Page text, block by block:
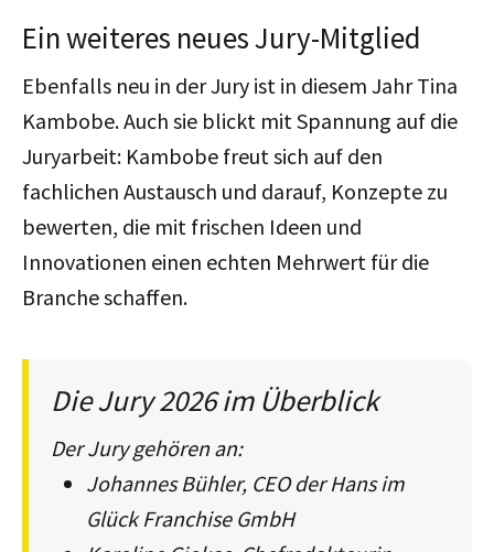
Ein weiteres neues Jury-Mitglied
Ebenfalls neu in der Jury ist in diesem Jahr Tina
Kambobe. Auch sie blickt mit Spannung auf die
Juryarbeit: Kambobe freut sich auf den
fachlichen Austausch und darauf, Konzepte zu
bewerten, die mit frischen Ideen und
Innovationen einen echten Mehrwert für die
Branche schaffen.
Die Jury 2026 im Überblick
Der Jury gehören an:
Johannes Bühler, CEO der Hans im
Glück Franchise GmbH